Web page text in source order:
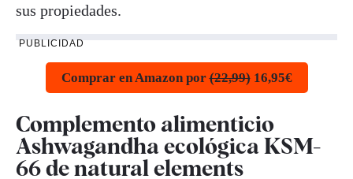
sus propiedades.
PUBLICIDAD
Comprar en Amazon por(22,99)16,95€
Complemento alimenticio
Ashwagandha ecológica KSM-
66 de natural elements